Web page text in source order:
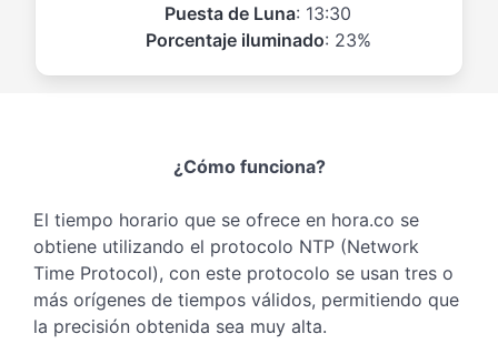
Puesta de Luna: 13:30
Porcentaje iluminado: 23%
¿Cómo funciona?
El tiempo horario que se ofrece en hora.co se
obtiene utilizando el protocolo NTP (Network
Time Protocol), con este protocolo se usan tres o
más orígenes de tiempos válidos, permitiendo que
la precisión obtenida sea muy alta.